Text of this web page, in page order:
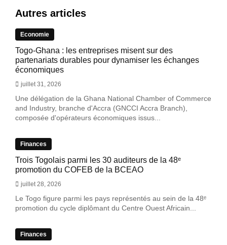
Autres articles
Economie
Togo-Ghana : les entreprises misent sur des
partenariats durables pour dynamiser les échanges
économiques
juillet 31, 2026
Une délégation de la Ghana National Chamber of Commerce
and Industry, branche d'Accra (GNCCI Accra Branch),
composée d'opérateurs économiques issus...
Finances
Trois Togolais parmi les 30 auditeurs de la 48ᵉ
promotion du COFEB de la BCEAO
juillet 28, 2026
Le Togo figure parmi les pays représentés au sein de la 48ᵉ
promotion du cycle diplômant du Centre Ouest Africain...
Finances